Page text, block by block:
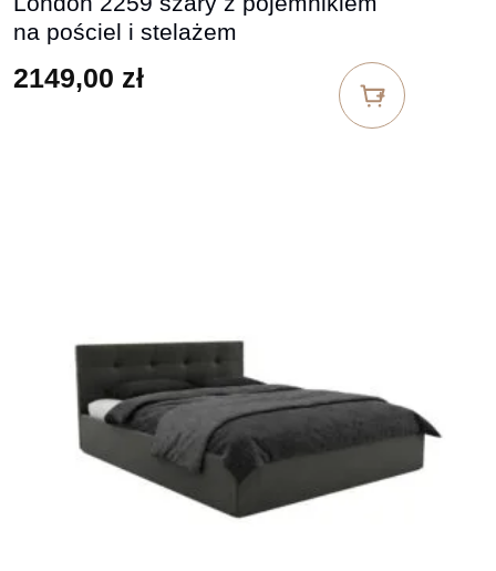
na pościel i stelażem
2149,00 zł